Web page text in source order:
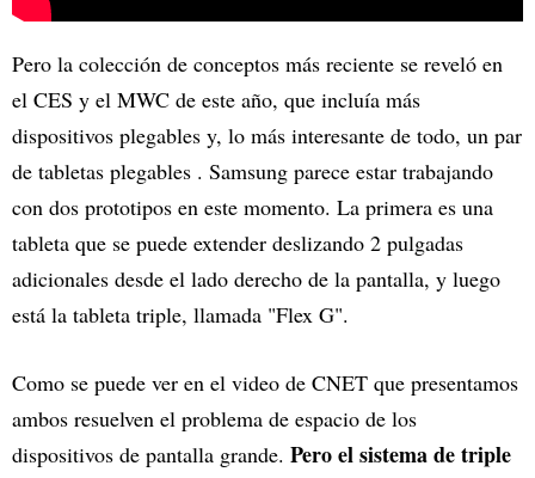
Pero la colección de conceptos más reciente se reveló en
el CES y el MWC de este año, que incluía más
dispositivos plegables y, lo más interesante de todo, un par
de tabletas plegables . Samsung parece estar trabajando
con dos prototipos en este momento. La primera es una
tableta que se puede extender deslizando 2 pulgadas
adicionales desde el lado derecho de la pantalla, y luego
está la tableta triple, llamada "Flex G".
Como se puede ver en el video de CNET que presentamos
ambos resuelven el problema de espacio de los
dispositivos de pantalla grande. Pero el sistema de triple